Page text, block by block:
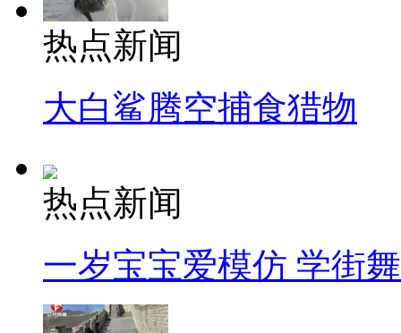
热点新闻
大白鲨腾空捕食猎物
热点新闻
一岁宝宝爱模仿 学街